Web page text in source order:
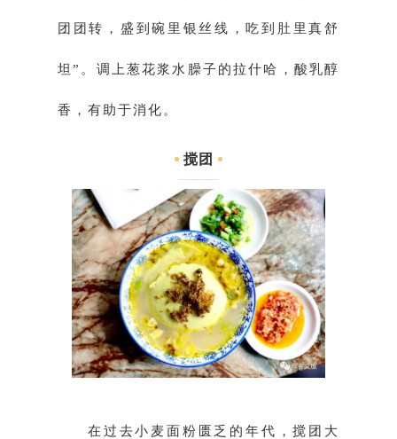
团团转，盛到碗里银丝线，吃到肚里真舒
坦”。调上葱花浆水臊子的拉什哈，酸乳醇
香，有助于消化。
搅团
在过去小麦面粉匮乏的年代，搅团大